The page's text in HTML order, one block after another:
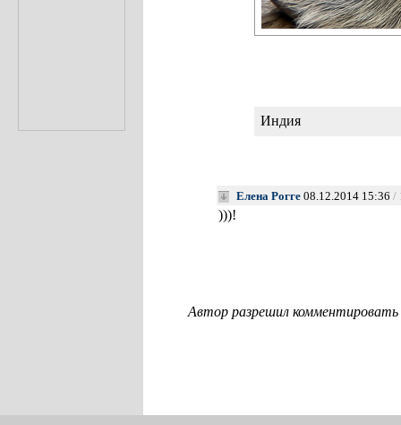
Индия
Елена Рогге 08.12.2014 15:36 /
)))!
Автор разрешил